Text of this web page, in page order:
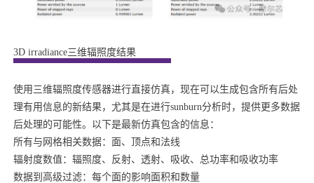
3D irradiance三维辐照度结果
使用三维辐照度传感器进行直接仿真，现在可以生成包含所有后处
理有用信息的新结果，尤其是在进行sunburn分析时，提供更多数据
后处理的可能性。以下是最新仿真包含的信息：
所有与网格相关数据：面、顶点和法线
辐射度数值：辐照度、反射、透射、吸收、总功率和吸收功率
数据到高级过滤：每个面的影响面积和数量